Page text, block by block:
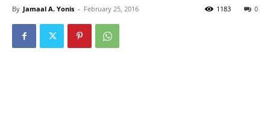
By Jamaal A. Yonis - February 25, 2016 0
1183